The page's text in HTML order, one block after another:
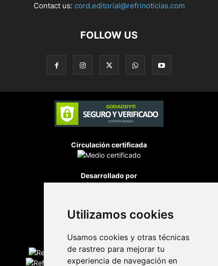
Utilizamos cookies
Usamos cookies y otras técnicas
de rastreo para mejorar tu
experiencia de navegación en
Contact us: cord.editorial@refrinoticias.com
FOLLOW US
Circulación certificada
Desarrollado por
Edición digital con tecnología